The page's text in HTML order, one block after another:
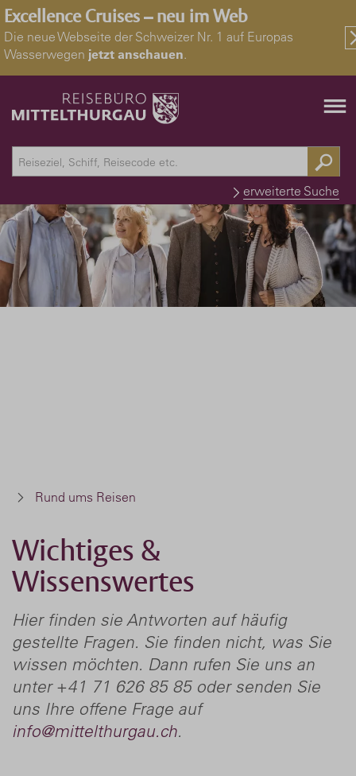
Excellence Cruises – neu im Web
Die neue Webseite der Schweizer Nr. 1 auf Europas
Wasserwegen jetzt anschauen.
erweiterte Suche
Rund ums Reisen
Wichtiges &
Wissenswertes
Hier finden sie Antworten auf häufig
gestellte Fragen. Sie finden nicht, was Sie
wissen möchten. Dann rufen Sie uns an
unter +41 71 626 85 85 oder senden Sie
uns Ihre offene Frage auf
info@mittelthurgau.ch.